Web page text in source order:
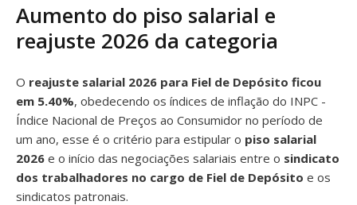
Aumento do piso salarial e
reajuste 2026 da categoria
O reajuste salarial 2026 para Fiel de Depósito ficou
em 5.40%, obedecendo os índices de inflação do INPC -
Índice Nacional de Preços ao Consumidor no período de
um ano, esse é o critério para estipular o piso salarial
2026 e o início das negociações salariais entre o sindicato
dos trabalhadores no cargo de Fiel de Depósito e os
sindicatos patronais.